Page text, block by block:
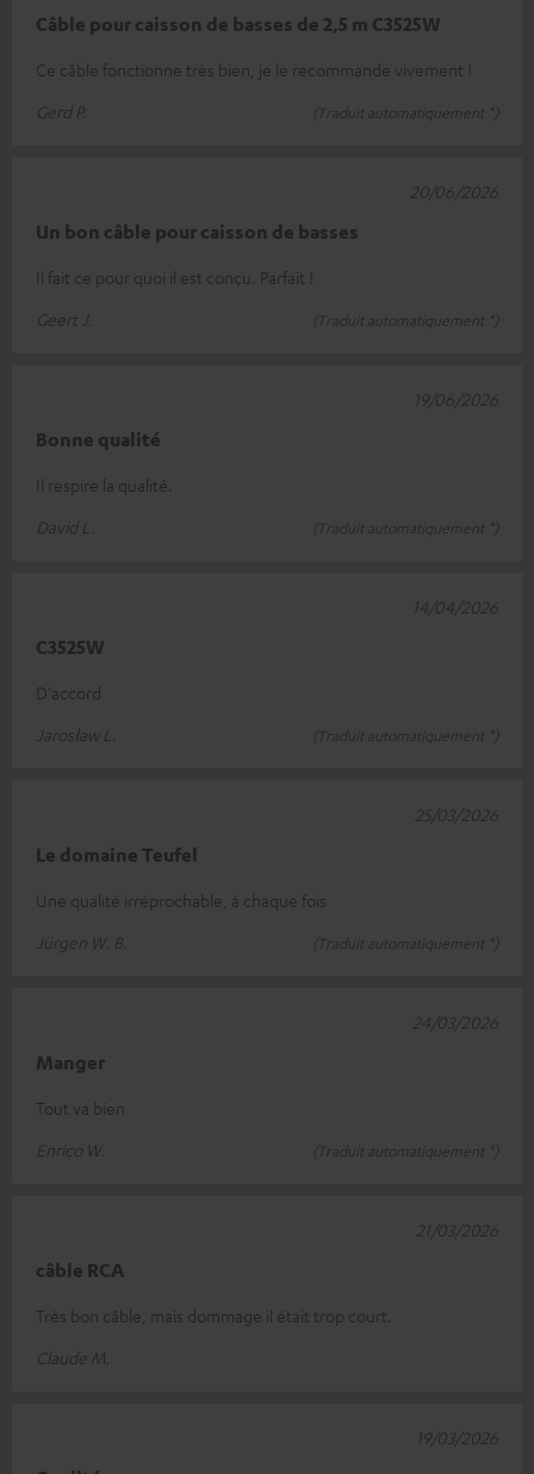
Câble pour caisson de basses de 2,5 m C3525W
Ce câble fonctionne très bien, je le recommande vivement !
Gerd P.
(Traduit automatiquement *)
Un bon câble pour caisson de basses
Il fait ce pour quoi il est conçu. Parfait !
Geert J.
(Traduit automatiquement *)
20/06/2026
Bonne qualité
Il respire la qualité.
David L.
(Traduit automatiquement *)
19/06/2026
C3525W
D'accord
Jarosław L.
(Traduit automatiquement *)
14/04/2026
Le domaine Teufel
Une qualité irréprochable, à chaque fois
Jürgen W. B.
(Traduit automatiquement *)
25/03/2026
Manger
Tout va bien
Enrico W.
(Traduit automatiquement *)
24/03/2026
câble RCA
Très bon câble, mais dommage il était trop court.
Claude M.
21/03/2026
19/03/2026